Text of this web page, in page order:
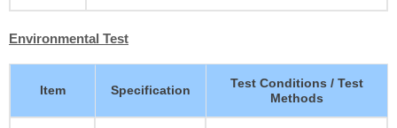
Environmental Test
Item Specification
Test Conditions / Test
Methods